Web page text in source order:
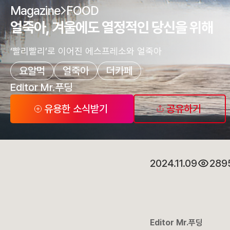
Magazine FOOD
얼죽아, 겨울에도 열정적인 당신을 위해
‘빨리빨리’로 이어진 에스프레소와 얼죽아
요알먹 얼죽아
더카페
Editor Mr.푸딩
유용한 소식받기
공유하기
2024.11.09
Editor Mr.푸딩